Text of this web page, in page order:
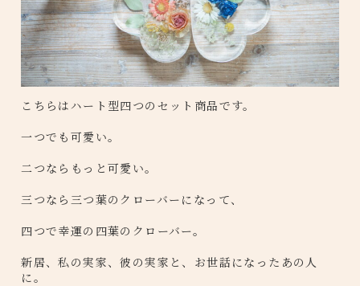
こちらはハート型四つのセット商品です。
一つでも可愛い。
二つならもっと可愛い。
三つなら三つ葉のクローバーになって、
四つで幸運の四葉のクローバー。
新居、私の実家、彼の実家と、お世話になったあの人
に。